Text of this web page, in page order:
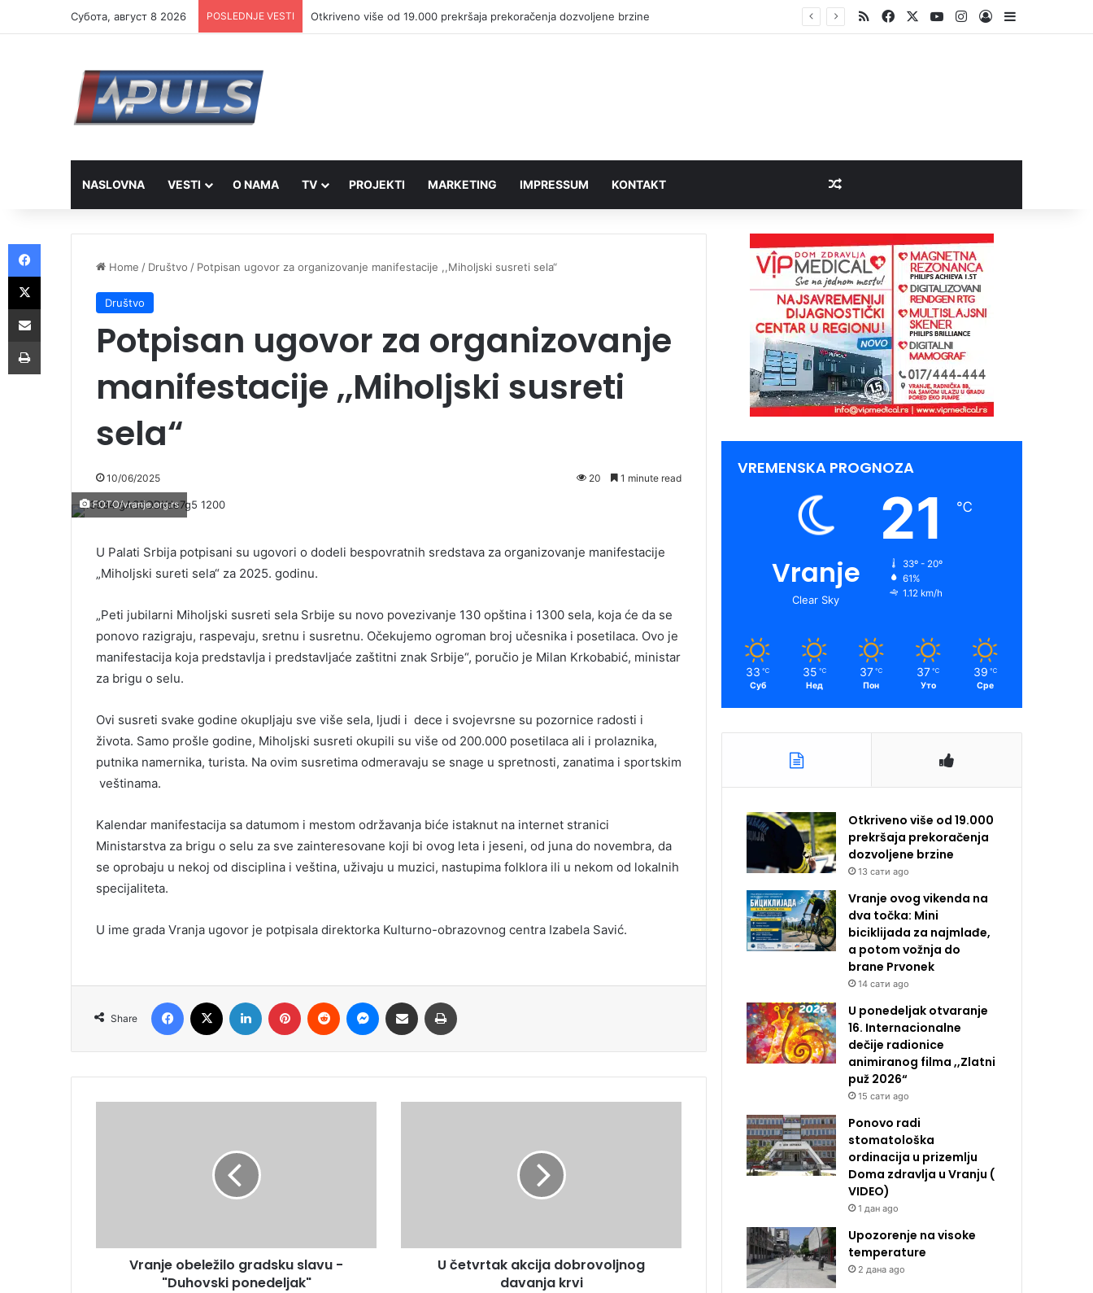
Субота, август 8 2026 POSLEDNJE VESTI Otkriveno više od 19.000 prekršaja prekoračenja dozvoljene brzine RSSFacebookYouTubeInstagram
Log InSidebar
NASLOVNA VESTI O NAMA TV PROJEKTI MARKETING IMPRESSUM KONTAKT Random Article
Home / Društvo / Potpisan ugovor za organizovanje manifestacije ,,Miholjski susreti sela“
Društvo
Potpisan ugovor za organizovanje
manifestacije ,,Miholjski susreti
sela“
10/06/2025 20 1 minute read
FOTO/vranje.org.rs
U Palati Srbija potpisani su ugovori o dodeli bespovratnih sredstava za organizovanje manifestacije
„Miholjski sureti sela“ za 2025. godinu.
„Peti jubilarni Miholjski susreti sela Srbije su novo povezivanje 130 opština i 1300 sela, koja će da se
ponovo razigraju, raspevaju, sretnu i susretnu. Očekujemo ogroman broj učesnika i posetilaca. Ovo je
manifestacija koja predstavlja i predstavljaće zaštitni znak Srbije“, poručio je Milan Krkobabić, ministar
za brigu o selu.
Ovi susreti svake godine okupljaju sve više sela, ljudi i dece i svojevrsne su pozornice radosti i
života. Samo prošle godine, Miholjski susreti okupili su više od 200.000 posetilaca ali i prolaznika,
putnika namernika, turista. Na ovim susretima odmeravaju se snage u spretnosti, zanatima i sportskim
veštinama.
Kalendar manifestacija sa datumom i mestom održavanja biće istaknut na internet stranici
Ministarstva za brigu o selu za sve zainteresovane koji bi ovog leta i jeseni, od juna do novembra, da
se oprobaju u nekoj od disciplina i veština, uživaju u muzici, nastupima folklora ili u nekom od lokalnih
specijaliteta.
U ime grada Vranja ugovor je potpisala direktorka Kulturno-obrazovnog centra Izabela Savić.
Share
Facebook LinkedIn Pinterest Reddit Messenger
Share via Email
Vranje obeležilo gradsku slavu -
"Duhovski ponedeljak"
U četvrtak akcija dobrovoljnog
davanja krvi
VREMENSKA PROGNOZA
Vranje
Clear Sky
21 ℃
33º - 20º
61%
1.12 km/h
33 ℃
Суб
35 ℃
Нед
37 ℃
Пон
37 ℃
Уто
39 ℃
Сре
Otkriveno više od 19.000
prekršaja prekoračenja
dozvoljene brzine
13 сати ago
Vranje ovog vikenda na
dva točka: Mini
biciklijada za najmlađe,
a potom vožnja do
brane Prvonek
14 сати ago
U ponedeljak otvaranje
16. Internacionalne
dečije radionice
animiranog filma ,,Zlatni
puž 2026“
15 сати ago
Ponovo radi
stomatološka
ordinacija u prizemlju
Doma zdravlja u Vranju (
VIDEO)
1 дан ago
Upozorenje na visoke
temperature
2 дана ago
Facebook
X
Share via Email